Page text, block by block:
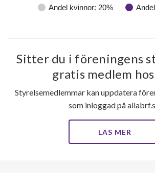
lägenheterAndel kvinnor: 20%
Sitter du i föreningens
gratis medlem hos
Styrelsemedlemmar kan uppdatera
som inloggad på
LÄS MER